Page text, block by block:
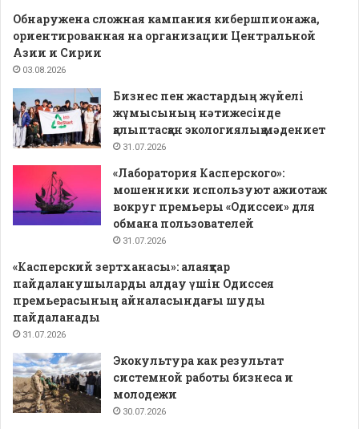
Обнаружена сложная кампания кибершпионажа,
ориентированная на организации Центральной
Азии и Сирии
03.08.2026
Бизнес пен жастардың жүйелі
жұмысының нәтижесінде
қалыптасқан экологиялық мәдениет
31.07.2026
«Лаборатория Касперского»:
мошенники используют ажиотаж
вокруг премьеры «Одиссеи» для
обмана пользователей
31.07.2026
«Касперский зертханасы»: алаяқтар
пайдаланушыларды алдау үшін Одиссея
премьерасының айналасындағы шуды
пайдаланады
31.07.2026
Экокультура как результат
системной работы бизнеса и
молодежи
30.07.2026